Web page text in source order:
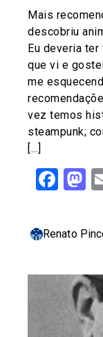
Mais
descobriu
Eu deveria
que vi e
me
vez temos
steampunk;
[…]
Renato